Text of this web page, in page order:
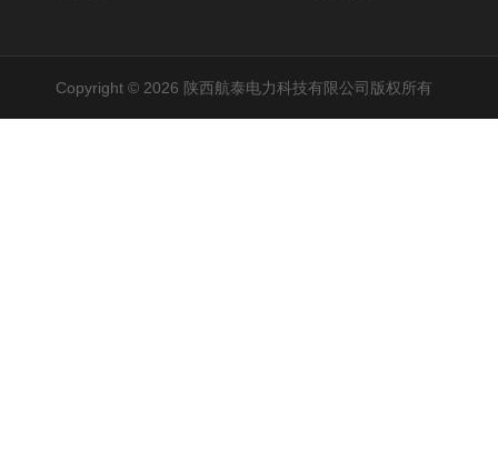
Copyright © 2026 陕西航泰电力科技有限公司版权所有